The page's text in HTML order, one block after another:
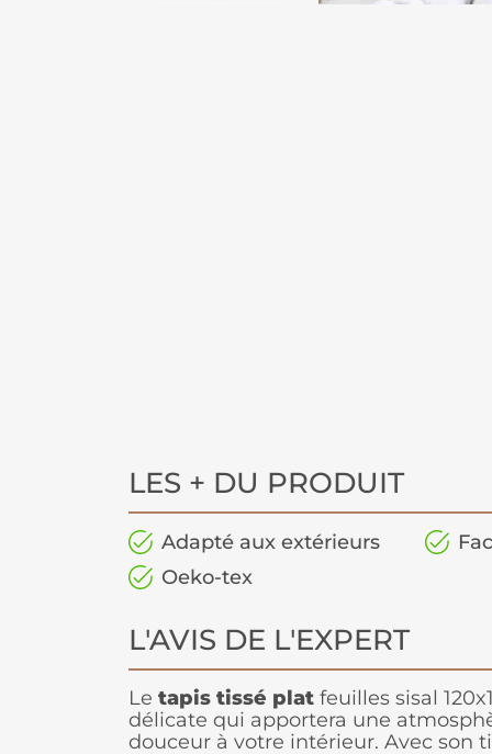
LES + DU PRODUIT
Adapté aux extérieurs
Oeko-tex
L'AVIS DE L'EXPERT
Le tapis tissé plat feuilles sisal
délicate qui apportera une
douceur à votre intérieur. Avec son